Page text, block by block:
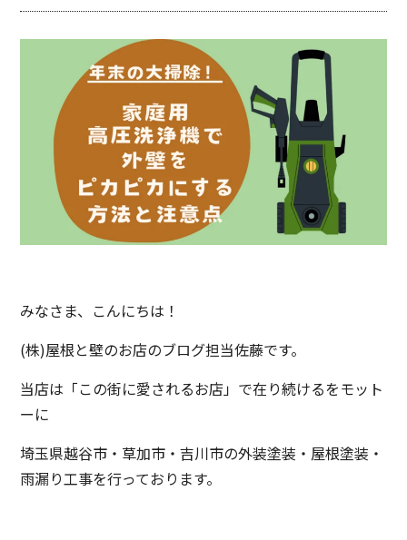
みなさま、こんにちは！
(株)屋根と壁のお店のブログ担当佐藤です。
当店は「この街に愛されるお店」で在り続けるをモット
ーに
埼玉県越谷市・草加市・吉川市の外装塗装・屋根塗装・
雨漏り工事を行っております。